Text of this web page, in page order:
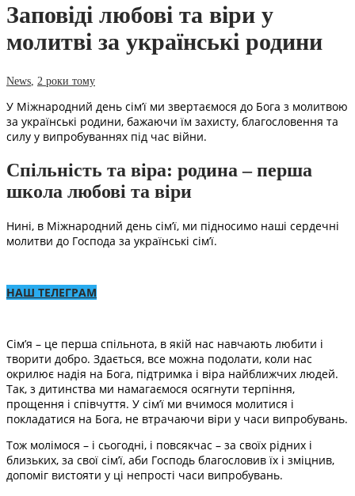
Заповіді любові та віри у
молитві за українські родини
News 2 роки тому
У Міжнародний день сім’ї ми звертаємося до Бога з молитвою
за українські родини, бажаючи їм захисту, благословення та
силу у випробуваннях під час війни.
Спільність та віра: родина – перша
школа любові та віри
Нині, в Міжнародний день сім’ї, ми підносимо наші сердечні
молитви до Господа за українські сім’ї.
НАШ ТЕЛЕГРАМ
Сім’я – це перша спільнота, в якій нас навчають любити і
творити добро. Здається, все можна подолати, коли нас
окрилює надія на Бога, підтримка і віра найближчих людей.
Так, з дитинства ми намагаємося осягнути терпіння,
прощення і співчуття. У сім’ї ми вчимося молитися і
покладатися на Бога, не втрачаючи віри у часи випробувань.
Тож молімося – і сьогодні, і повсякчас – за своїх рідних і
близьких, за свої сім’ї, аби Господь благословив їх і зміцнив,
допоміг вистояти у ці непрості часи випробувань.